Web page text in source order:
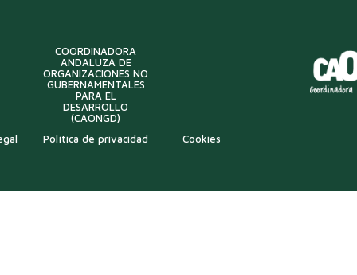
COORDINADORA
ANDALUZA DE
ORGANIZACIONES NO
GUBERNAMENTALES
PARA EL
DESARROLLO
(CAONGD)
Política de privacidad Cookies